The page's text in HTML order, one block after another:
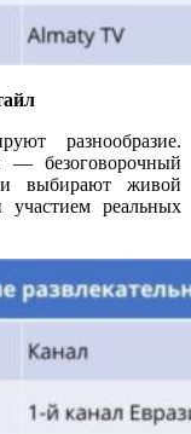
разнообразие.
— безоговорочный
выбирают живой
реальных